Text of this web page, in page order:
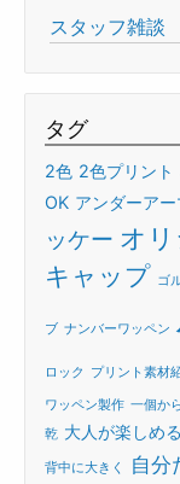
スタッフ雑談
タグ
2色 2色プリント
OK アンダーア
ッケー オ
キャップ ゴ
ブ ナンバーワッペン
ロック プリント素材
ワッペン製作 一個か
乾 大人が楽しめる
背中に大きく 自分